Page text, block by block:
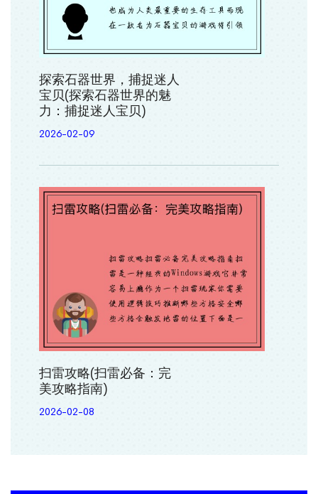
探索石器世界，捕捉迷人
宝贝(探索石器世界的魅
力：捕捉迷人宝贝)
2026-02-09
扫雷攻略(扫雷必备：完
美攻略指南)
2026-02-08